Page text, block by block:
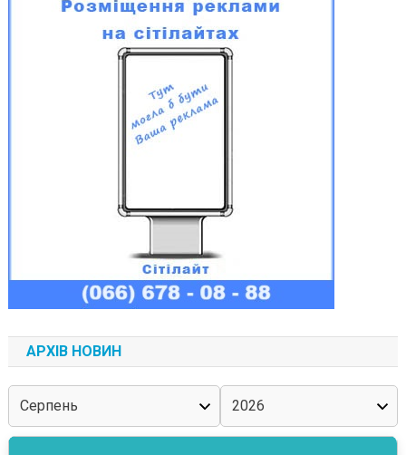
АРХІВ НОВИН